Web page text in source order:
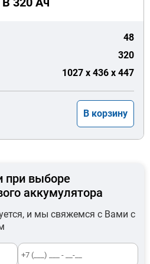
48
320
1027 x 436 x 447
В корзину
при выборе
аккумулятора
и мы свяжемся с Вами с